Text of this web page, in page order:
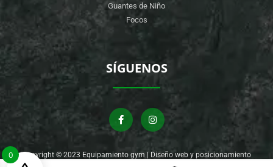
Guantes de Niño
Focos
SÍGUENOS
Copyright © 2023 Equipamiento gym | Diseño web y posicionamiento
Agencia Clever Digital
0